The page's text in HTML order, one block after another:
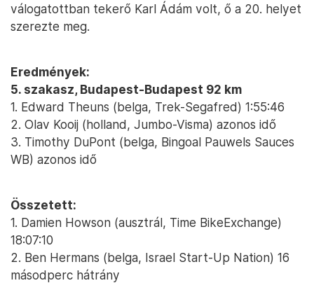
válogatottban tekerő Karl Ádám volt, ő a 20. helyet
szerezte meg.
Eredmények:
5. szakasz, Budapest-Budapest 92 km
1. Edward Theuns (belga, Trek-Segafred) 1:55:46
2. Olav Kooij (holland, Jumbo-Visma) azonos idő
3. Timothy DuPont (belga, Bingoal Pauwels Sauces
WB) azonos idő
Összetett:
1. Damien Howson (ausztrál, Time BikeExchange)
18:07:10
2. Ben Hermans (belga, Israel Start-Up Nation) 16
másodperc hátrány